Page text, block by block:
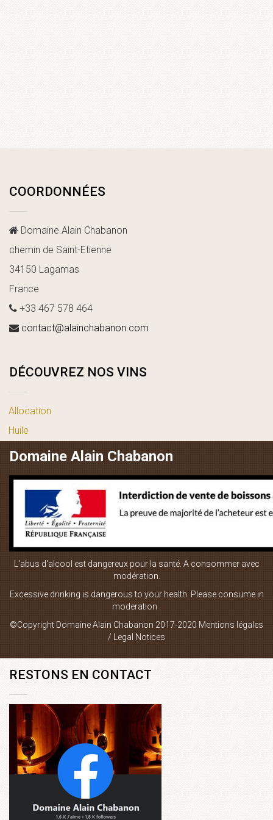
COORDONNÉES
Domaine Alain Chabanon
chemin de Saint-Etienne
34150 Lagamas
France
+33 467 578 464
contact@alainchabanon.com
DÉCOUVREZ NOS VINS
Allocation
Huile
vin blanc
vin rouge
LIENS UTILES
Plan du site
Contact
RESTONS EN CONTACT
Domaine Alain Chabanon
L'abus d'alcool est dangereux pour la santé. A consommer avec
modération.
Excessive drinking is dangerous to your health. Please consume in
moderation .
©Copyright Domaine Alain Chabanon 2017-2020 Mentions légales
/ Legal Notices